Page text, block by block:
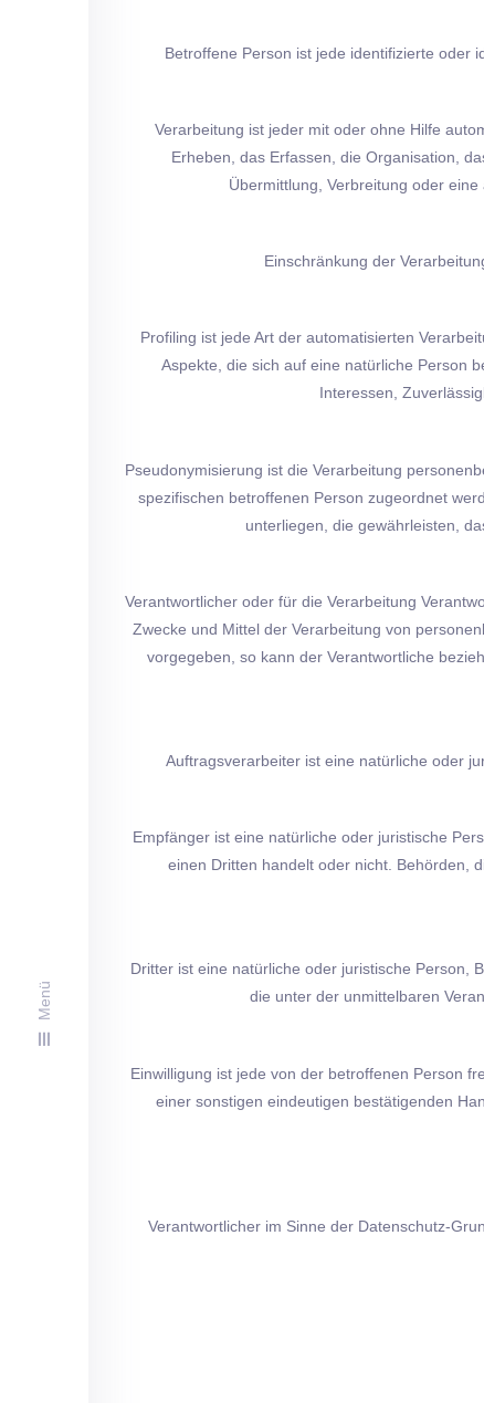
Menü
Betroffene Person ist jede identifizierte oder
Verarbeitung ist jeder mit oder ohne Hilfe
Erheben, das Erfassen, die Organisation,
Übermittlung, Verbreitung oder
Einschränkung der
Profiling ist jede Art der automatisierten
Aspekte, die sich auf eine natürliche Person
Interessen,
Pseudonymisierung ist die Verarbeitung
spezifischen betroffenen Person zugeordnet
unterliegen, die gewährleisten,
Verantwortlicher oder für die Verarbeitung
Zwecke und Mittel der Verarbeitung von
vorgegeben, so kann der Verantwortliche
Auftragsverarbeiter ist eine natürliche oder
Empfänger ist eine natürliche oder juristische
einen Dritten handelt oder nicht. Behörden,
Dritter ist eine natürliche oder juristische Person,
die unter der unmittelbaren
Einwilligung ist jede von der betroffenen Person
einer sonstigen eindeutigen bestätigenden
Verantwortlicher im Sinne der Datenschutz-